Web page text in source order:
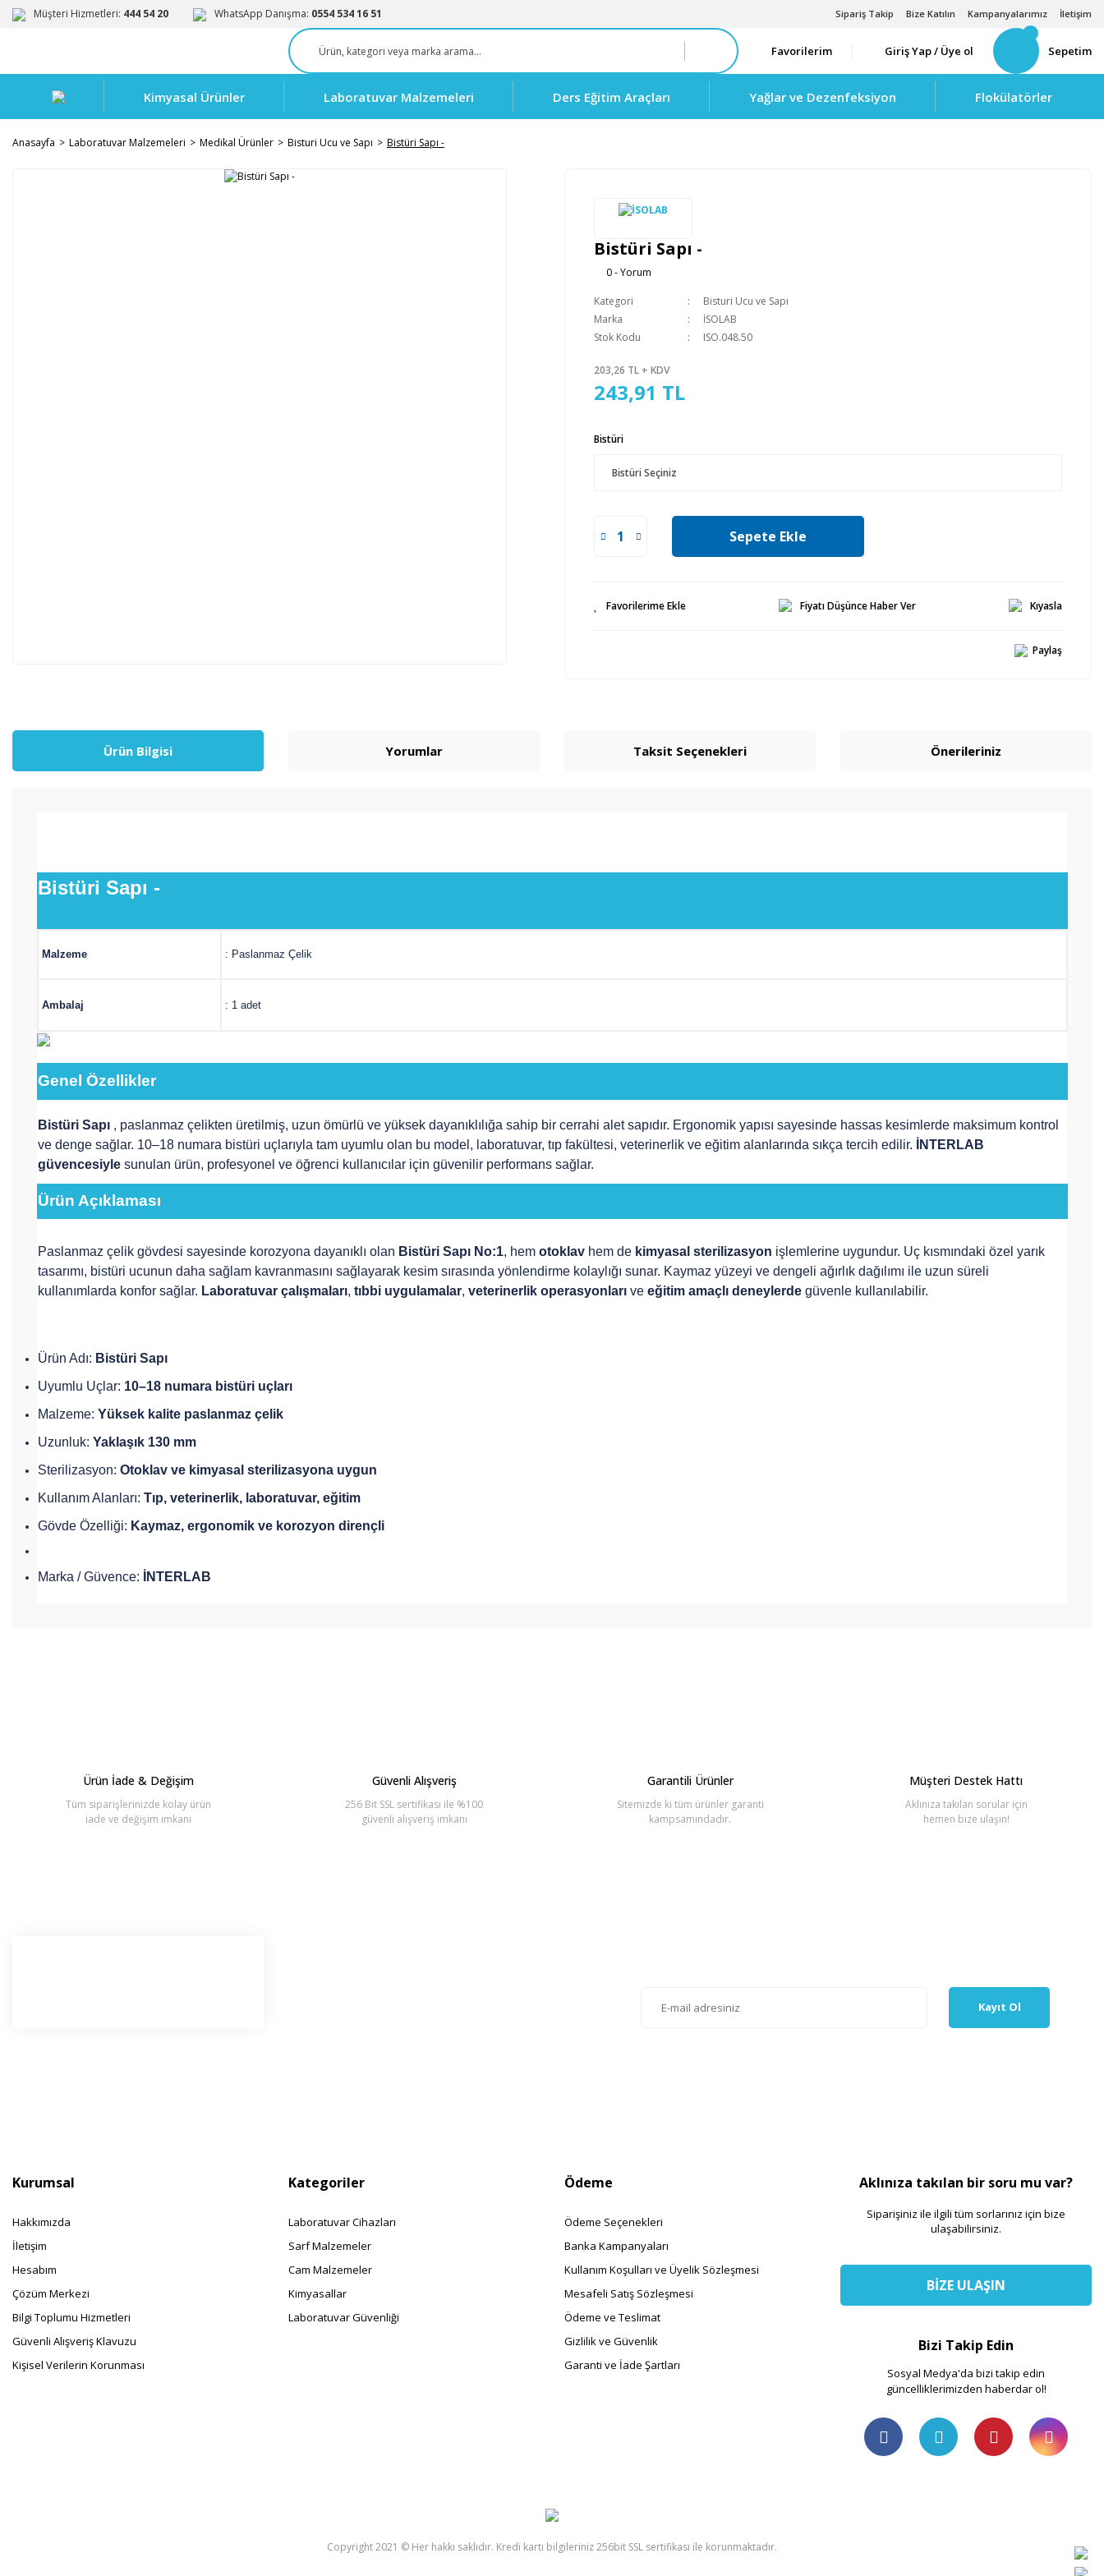
Müşteri Hizmetleri: 444 54 20 WhatsApp Danışma: 0554 534 16 51 Sipariş Takip Bize Katılın Kampanyalarımız İletişim
Favorilerim Giriş Yap / Üye ol Sepetim
Kimyasal Ürünler Laboratuvar Malzemeleri Ders Eğitim Araçları Yağlar ve Dezenfeksiyon Flokülatörler
Anasayfa Laboratuvar Malzemeleri Medikal Ürünler Bisturi Ucu ve Sapı Bistüri Sapı -
Bistüri Sapı -
0 - Yorum
Kategori
Bisturi Ucu ve Sapı
Marka
İSOLAB
Stok Kodu
ISO.048.50
203,26 TL + KDV
243,91 TL
Bistüri
Sepete Ekle
Fiyatı Düşünce Haber Ver Kıyasla
Paylaş
Ürün Bilgisi Yorumlar Taksit Seçenekleri Önerileriniz
Bistüri Sapı -
Malzeme : Paslanmaz Çelik
Ambalaj : 1 adet
Genel Özellikler
Bistüri Sapı , paslanmaz çelikten üretilmiş, uzun ömürlü ve yüksek dayanıklılığa sahip bir cerrahi alet sapıdır. Ergonomik yapısı sayesinde hassas kesimlerde maksimum kontrol
ve denge sağlar. 10–18 numara bistüri uçlarıyla tam uyumlu olan bu model, laboratuvar, tıp fakültesi, veterinerlik ve eğitim alanlarında sıkça tercih edilir.
İNTERLAB
güvencesiyle sunulan ürün, profesyonel ve öğrenci kullanıcılar için güvenilir performans sağlar.
Ürün Açıklaması
Paslanmaz çelik gövdesi sayesinde korozyona dayanıklı olan Bistüri Sapı No:1, hem otoklav hem de kimyasal sterilizasyon işlemlerine uygundur. Uç kısmındaki özel yarık
tasarımı, bistüri ucunun daha sağlam kavranmasını sağlayarak kesim sırasında yönlendirme kolaylığı sunar. Kaymaz yüzeyi ve dengeli ağırlık dağılımı ile uzun süreli
kullanımlarda konfor sağlar. Laboratuvar çalışmaları, tıbbi uygulamalar, veterinerlik operasyonları ve eğitim amaçlı deneylerde güvenle kullanılabilir.
Ürün Adı: Bistüri Sapı
Uyumlu Uçlar: 10–18 numara bistüri uçları
Malzeme: Yüksek kalite paslanmaz çelik
Uzunluk: Yaklaşık 130 mm
Sterilizasyon: Otoklav ve kimyasal sterilizasyona uygun
Kullanım Alanları: Tıp, veterinerlik, laboratuvar, eğitim
Gövde Özelliği: Kaymaz, ergonomik ve korozyon dirençli
Marka / Güvence: İNTERLAB
Ürün fiyatı diğer sitelerden daha pahalı.
Bu ürüne benzer farklı alternatifler olmalı.
Ürün İade & Değişim
Tüm siparişlerinizde kolay ürün
iade ve değişim imkanı
Güvenli Alışveriş
256 Bit SSL sertifikası ile %100
güvenli alışveriş imkanı
Garantili Ürünler
Sitemizde ki tüm ürünler garanti
kampsamındadır.
Müşteri Destek Hattı
Aklınıza takılan sorular için
hemen bize ulaşın!
Kayıt Ol
Kurumsal
Hakkımızda
İletişim
Hesabım
Çözüm Merkezi
Bilgi Toplumu Hizmetleri
Güvenli Alışveriş Klavuzu
Kişisel Verilerin Korunması
Kategoriler
Laboratuvar Cihazları
Sarf Malzemeler
Cam Malzemeler
Kimyasallar
Laboratuvar Güvenliği
Ödeme
Ödeme Seçenekleri
Banka Kampanyaları
Kullanım Koşulları ve Üyelik Sözleşmesi
Mesafeli Satış Sözleşmesi
Ödeme ve Teslimat
Gizlilik ve Güvenlik
Garanti ve İade Şartları
Aklınıza takılan bir soru mu var?
Siparişiniz ile ilgili tüm sorlarınız için bize
ulaşabilirsiniz.
BİZE ULAŞIN
Bizi Takip Edin
Sosyal Medya'da bizi takip edin
güncelliklerimizden haberdar ol!
Copyright 2021 © Her hakkı saklıdır. Kredi kartı bilgileriniz 256bit SSL sertifikası ile korunmaktadır.